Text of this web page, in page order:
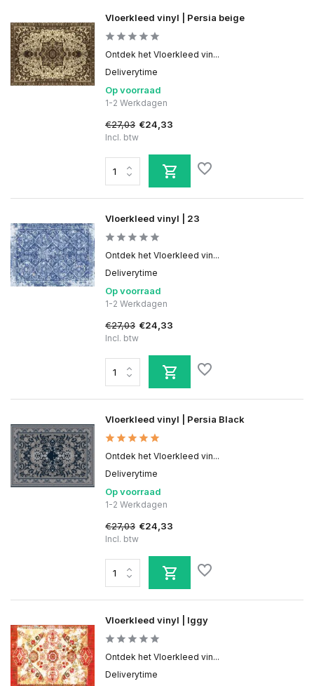
Vloerkleed vinyl | Persia beige
Ontdek het Vloerkleed vin...
Deliverytime
Op voorraad
1-2 Werkdagen
€27,03 €24,33
Incl. btw
Vloerkleed vinyl | 23
Ontdek het Vloerkleed vin...
Deliverytime
Op voorraad
1-2 Werkdagen
€27,03 €24,33
Incl. btw
Vloerkleed vinyl | Persia Black
Ontdek het Vloerkleed vin...
Deliverytime
Op voorraad
1-2 Werkdagen
€27,03 €24,33
Incl. btw
Vloerkleed vinyl | Iggy
Ontdek het Vloerkleed vin...
Deliverytime